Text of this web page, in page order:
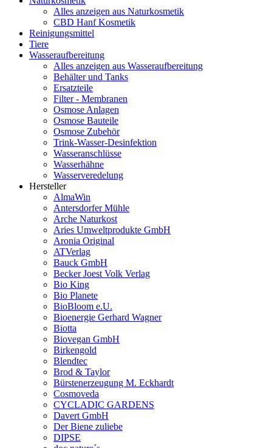
Alles anzeigen aus Naturkosmetik
CBD Hanf Kosmetik
Reinigungsmittel
Tiere
Wasseraufbereitung
Alles anzeigen aus Wasseraufbereitung
Behälter und Tanks
Ersatzteile
Filter - Membranen
Osmose Anlagen
Osmose Bauteile
Osmose Zubehör
Trink-Wasser-Desinfektion
Wasseranschlüsse
Wasserhähne
Wasserveredelung
Hersteller
AlmaWin
Antersdorfer Mühle
Arche Naturkost
Aries Umweltprodukte GmbH
Aronia Original
ATVerlag
Bauck GmbH
Becker Joest Volk Verlag
Bio King
Bio Planete
BioBloom e.U.
Bioenergie Gerhard Wagner
Biotta
Biovegan GmbH
Birkengold
Blendtec
Brod & Taylor
Bürstenerzeugung M. Eckhardt
Cosmoveda
CYCLADIC GARDENS
Davert GmbH
Der Biene zuliebe
DIPSE